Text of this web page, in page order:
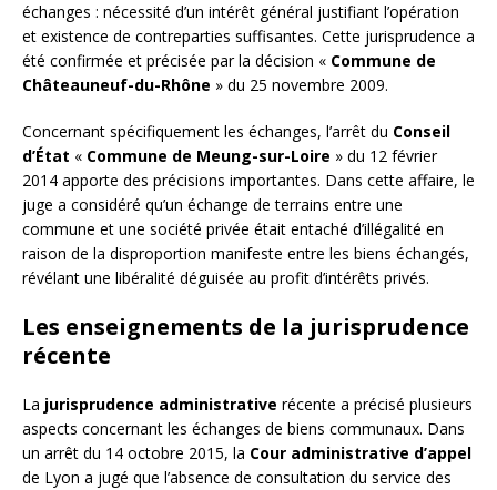
échanges : nécessité d’un intérêt général justifiant l’opération
et existence de contreparties suffisantes. Cette jurisprudence a
été confirmée et précisée par la décision « Commune de
Châteauneuf-du-Rhône » du 25 novembre 2009.
Concernant spécifiquement les échanges, l’arrêt du Conseil
d’État « Commune de Meung-sur-Loire » du 12 février
2014 apporte des précisions importantes. Dans cette affaire, le
juge a considéré qu’un échange de terrains entre une
commune et une société privée était entaché d’illégalité en
raison de la disproportion manifeste entre les biens échangés,
révélant une libéralité déguisée au profit d’intérêts privés.
Les enseignements de la jurisprudence
récente
La jurisprudence administrative récente a précisé plusieurs
aspects concernant les échanges de biens communaux. Dans
un arrêt du 14 octobre 2015, la Cour administrative d’appel
de Lyon a jugé que l’absence de consultation du service des